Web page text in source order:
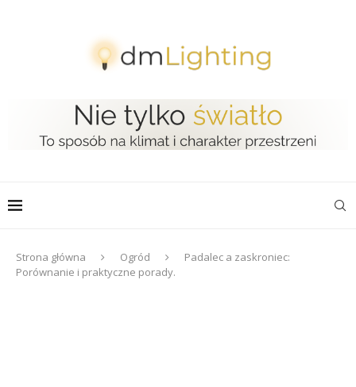
Strona główna Ogród
Padalec a zaskroniec:
Porównanie i praktyczne porady.